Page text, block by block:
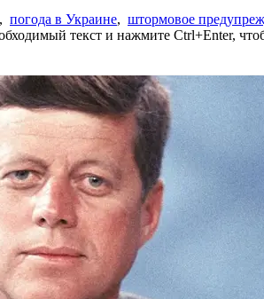
, погода в Украине, штормовое
текст и нажмите Ctrl+Enter,